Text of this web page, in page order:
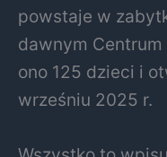
powstaje w
dawnym
ono 125 dzieci i
wrześniu 2025 r.